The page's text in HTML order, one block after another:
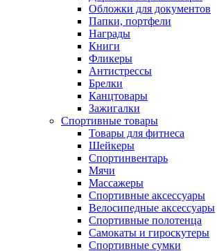
Обложки для документов
Папки, портфели
Награды
Книги
Фликеры
Антистрессы
Брелки
Канцтовары
Зажигалки
Спортивные товары
Товары для фитнеса
Шейкеры
Спортинвентарь
Мячи
Массажеры
Спортивные аксессуары
Велосипедные аксессуары
Спортивные полотенца
Самокаты и гироскутеры
Спортивные сумки